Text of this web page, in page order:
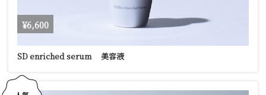
¥6,600
SD enriched serum 美容液